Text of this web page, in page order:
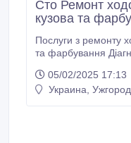
Сто Ремонт
кузова та
Послуги з ремонту ходової
та фарбування Діагностика підвіски та ходової
Заміна важелів, кульових опор та сайлентблоків.
Ремонт чи заміна
05/02/2025 17:13
Украина,